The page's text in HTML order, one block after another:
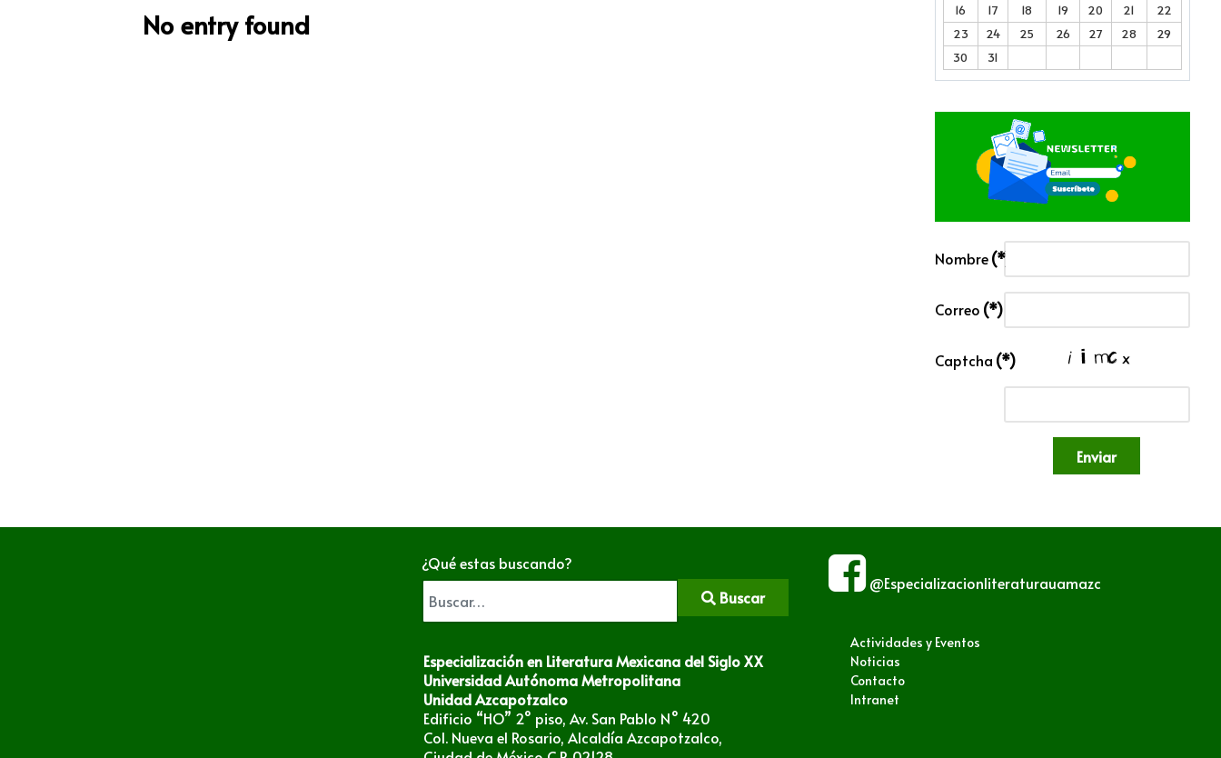
No entry found
16
17 18 19 20 21
22
23
24 25 26 27 28
29
30
31
Nombre (*)
Correo (*)
Captcha (*)
Enviar
¿Qué estas buscando?
Buscar
@Especializacionliteraturauamazc
Especialización en Literatura Mexicana del Siglo XX
Universidad Autónoma Metropolitana
Unidad Azcapotzalco
Edificio “HO” 2° piso, Av. San Pablo N° 420
Col. Nueva el Rosario, Alcaldía Azcapotzalco,
Actividades y Eventos
Noticias
Contacto
Intranet